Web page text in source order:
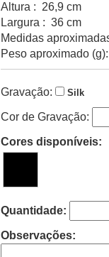
Altura : 26,9 cm
Largura : 36 cm
Medidas
Peso aproximado
Gravação: Silk
Cor de Gravação:
Cores disponíveis:
Quantidade:
Observações: